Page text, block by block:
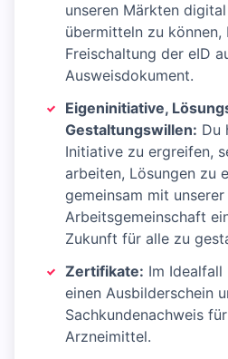
unseren Märkten
übermitteln zu
Freischaltung der eID
Ausweisdokument.
Eigeninitiative,
Gestaltungswillen: Du
Initiative zu ergreifen,
arbeiten, Lösungen zu
gemeinsam mit unserer
Arbeitsgemeinschaft
Zukunft für alle zu
Zertifikate: Im
einen Ausbilderschein
Sachkundenachweis
Arzneimittel.